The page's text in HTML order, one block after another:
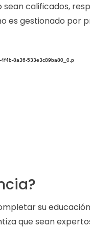
calificados,
es gestionado por
su
que sean